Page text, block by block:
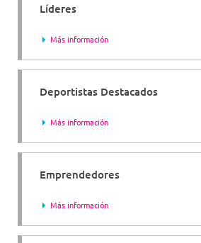
Líderes
Más información
Deportistas Destacados
Más información
Emprendedores
Más información